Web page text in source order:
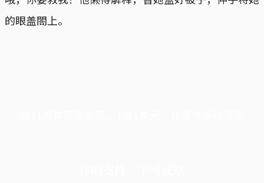
的眼盖閤上。